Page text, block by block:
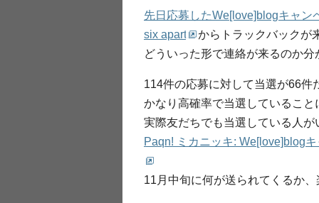
先日応募したWe[love]blogキャン
six apart
からトラックバックが
どういった形で連絡が来るのか分
114件の応募に対して当選が66件
かなり高確率で当選していること
実際友だちでも当選している人が
Paqn! ミカニッキ: We[love]blog
11月中旬に何が送られてくるか、